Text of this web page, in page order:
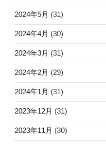
2024年5月 (31)
2024年4月 (30)
2024年3月 (31)
2024年2月 (29)
2024年1月 (31)
2023年12月 (31)
2023年11月 (30)